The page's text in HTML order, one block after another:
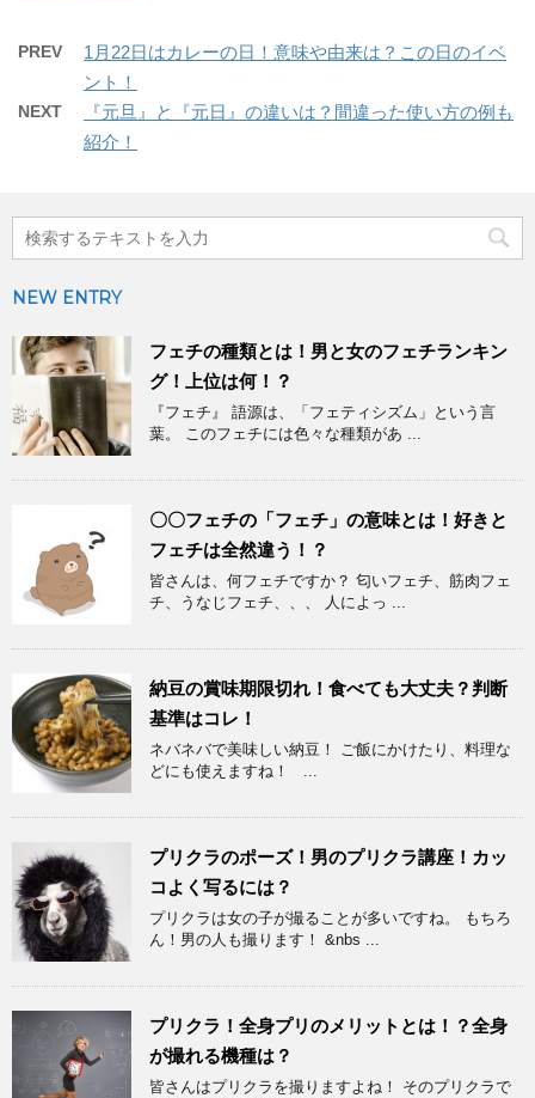
PREV
1月22日はカレーの日！意味や由来は？この日のイベ
ント！
NEXT
『元旦』と『元日』の違いは？間違った使い方の例も
紹介！
NEW ENTRY
フェチの種類とは！男と女のフェチランキン
グ！上位は何！？
『フェチ』 語源は、「フェティシズム」という言
葉。 このフェチには色々な種類があ ...
〇〇フェチの「フェチ」の意味とは！好きと
フェチは全然違う！？
皆さんは、何フェチですか？ 匂いフェチ、筋肉フェ
チ、うなじフェチ、、、 人によっ ...
納豆の賞味期限切れ！食べても大丈夫？判断
基準はコレ！
ネバネバで美味しい納豆！ ご飯にかけたり、料理な
どにも使えますね！ ...
プリクラのポーズ！男のプリクラ講座！カッ
コよく写るには？
プリクラは女の子が撮ることが多いですね。 もちろ
ん！男の人も撮ります！ &nbs ...
プリクラ！全身プリのメリットとは！？全身
が撮れる機種は？
皆さんはプリクラを撮りますよね！ そのプリクラで